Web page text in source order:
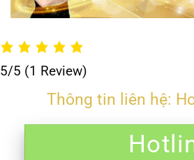
5/5 (1 Review)
Thông tin liên hệ: